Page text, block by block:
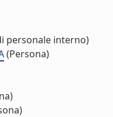
personale interno)
(Persona)